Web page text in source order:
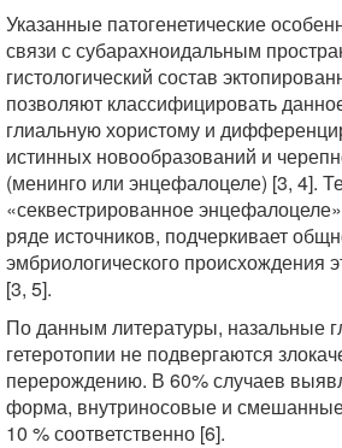
Указанные патогенетические
связи с субарахноидальным
гистологический состав
позволяют классифицировать
глиальную хористому и
истинных новообразований и
(менинго или энцефалоцеле) [3, 4].
«секвестрированное
ряде источников, подчеркивает
эмбриологического происхождения
[3, 5].
По данным литературы, назальные
гетеротопии не подвергаются
перерождению. В 60% случаев
форма, внутриносовые и
10 % соответственно [6].